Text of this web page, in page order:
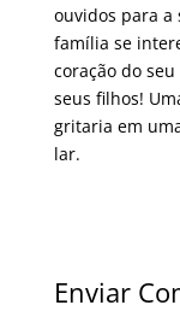
ouvidos para a
família se
coração do
seus filhos!
gritaria em
lar.
Enviar